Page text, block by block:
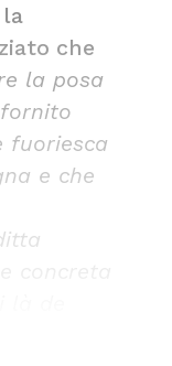
che
la posa
fuoriesca
e che